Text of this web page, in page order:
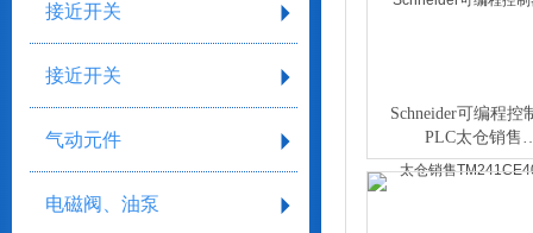
接近开关
接近开关
气动元件
电磁阀、油泵
Schneider可编程控
PLC太仓销售
TM241CE40T